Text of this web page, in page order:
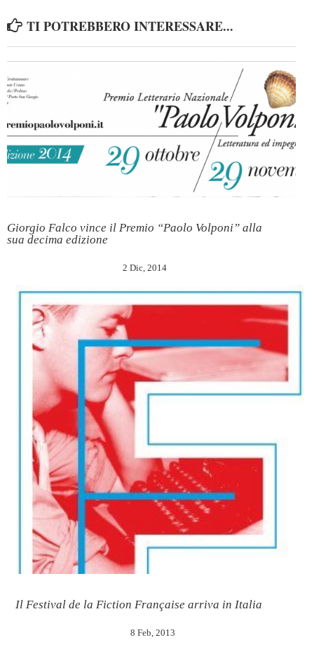
TI POTREBBERO INTERESSARE...
Giorgio Falco vince il Premio “Paolo Volponi” alla
sua decima edizione
2 Dic, 2014
Il Festival de la Fiction Française arriva in Italia
8 Feb, 2013